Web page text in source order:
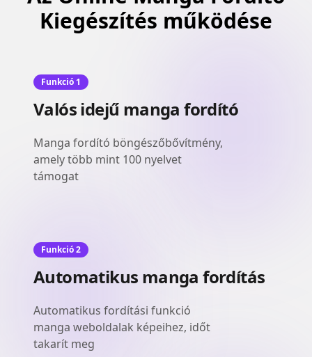
Kiegészítés működése
Funkció 1
Valós idejű manga fordító
Manga fordító böngészőbővítmény,
amely több mint 100 nyelvet
támogat
Funkció 2
Automatikus manga fordítás
Automatikus fordítási funkció
manga weboldalak képeihez, időt
takarít meg